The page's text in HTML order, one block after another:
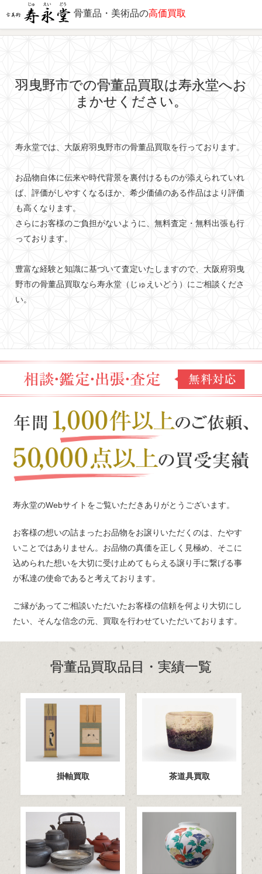
骨董品・美術品の高価買取
出張対応エリア
羽曳野市での骨董品買取は寿永堂へお
まかせください。
寿永堂では、大阪府羽曳野市の骨董品買取を行っております。
お品物自体に伝来や時代背景を裏付けるものが添えられていれ
ば、評価がしやすくなるほか、希少価値のある作品はより評価
も高くなります。
さらにお客様のご負担がないように、無料査定・無料出張も行
っております。
豊富な経験と知識に基づいて査定いたしますので、大阪府羽曳
野市の骨董品買取なら寿永堂（じゅえいどう）にご相談くださ
い。
寿永堂のWebサイトをご覧いただきありがとうございます。
お客様の想いの詰まったお品物をお譲りいただくのは、たやす
いことではありません。 お品物の真価を正しく見極め、そこに
込められた想いを大切に受け止めてもらえる譲り手に繋げる事
が私達の使命であると考えております。
ご縁があってご相談いただいたお客様の信頼を何より大切にし
たい、 そんな信念の元、買取を行わせていただいております。
骨董品買取品目・実績一覧
掛軸買取 茶道具買取